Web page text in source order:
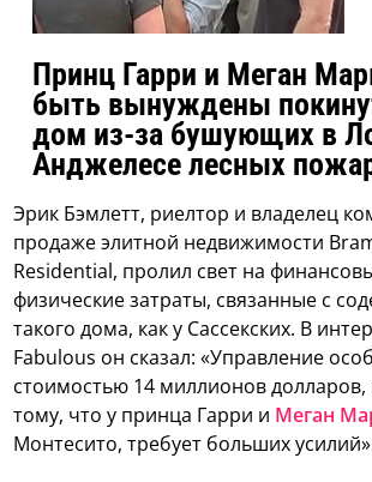
Принц Гарри и Меган
быть вынуждены
дом из-за бушующих в
Анджелесе лесных
Эрик Бэмлетт, риелтор и владелец
продаже элитной недвижимости
Residential, пролил свет на
физические затраты, связанные с
такого дома, как у Сассекских. В
Fabulous он сказал: «Управление
стоимостью 14 миллионов
тому, что у принца Гарри и Меган
Монтесито, требует больших